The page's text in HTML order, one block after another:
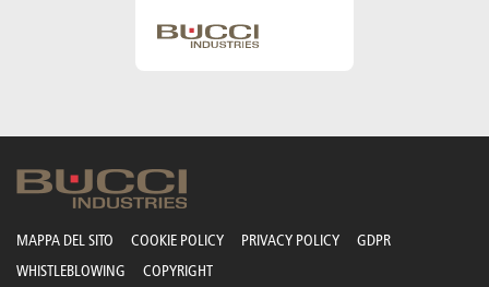
MAPPA DEL SITO COOKIE POLICY PRIVACY POLICY
GDPR
WHISTLEBLOWING
COPYRIGHT